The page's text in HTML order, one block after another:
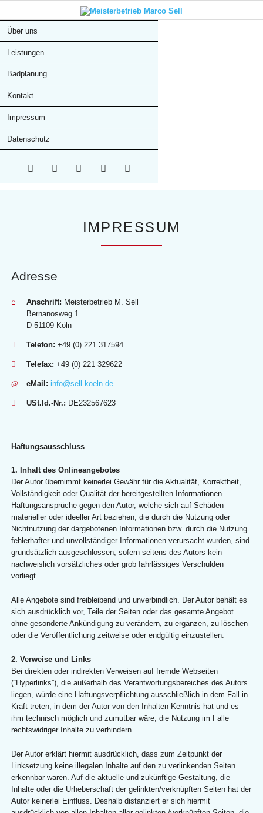
Über uns
Leistungen
Badplanung
Kontakt
Impressum
Datenschutz
IMPRESSUM
Adresse
Anschrift: Meisterbetrieb M. Sell
Bernanosweg 1
D-51109 Köln
Telefon: +49 (0) 221 317594
Telefax: +49 (0) 221 329622
eMail: info@sell-koeln.de
USt.ld.-Nr.: DE232567623
Haftungsausschluss
1. Inhalt des Onlineangebotes
Der Autor übernimmt keinerlei Gewähr für die Aktualität, Korrektheit,
Vollständigkeit oder Qualität der bereitgestellten Informationen.
Haftungsansprüche gegen den Autor, welche sich auf Schäden
materieller oder ideeller Art beziehen, die durch die Nutzung oder
Nichtnutzung der dargebotenen Informationen bzw. durch die Nutzung
fehlerhafter und unvollständiger Informationen verursacht wurden, sind
grundsätzlich ausgeschlossen, sofern seitens des Autors kein
nachweislich vorsätzliches oder grob fahrlässiges Verschulden
vorliegt.
Alle Angebote sind freibleibend und unverbindlich. Der Autor behält es
sich ausdrücklich vor, Teile der Seiten oder das gesamte Angebot
ohne gesonderte Ankündigung zu verändern, zu ergänzen, zu löschen
oder die Veröffentlichung zeitweise oder endgültig einzustellen.
2. Verweise und Links
Bei direkten oder indirekten Verweisen auf fremde Webseiten
(“Hyperlinks”), die außerhalb des Verantwortungsbereiches des Autors
liegen, würde eine Haftungsverpflichtung ausschließlich in dem Fall in
Kraft treten, in dem der Autor von den Inhalten Kenntnis hat und es
ihm technisch möglich und zumutbar wäre, die Nutzung im Falle
rechtswidriger Inhalte zu verhindern.
Der Autor erklärt hiermit ausdrücklich, dass zum Zeitpunkt der
Linksetzung keine illegalen Inhalte auf den zu verlinkenden Seiten
erkennbar waren. Auf die aktuelle und zukünftige Gestaltung, die
Inhalte oder die Urheberschaft der gelinkten/verknüpften Seiten hat der
Autor keinerlei Einfluss. Deshalb distanziert er sich hiermit